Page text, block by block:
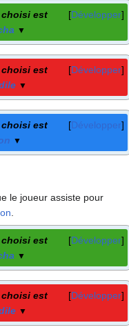
Développer
choisi est
▼
Développer
choisi est
▼
Développer
choisi est
▼
le joueur assiste pour
Développer
choisi est
▼
Développer
choisi est
▼